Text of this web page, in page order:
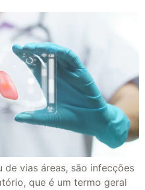
vias áreas, são infecções
que é um termo geral